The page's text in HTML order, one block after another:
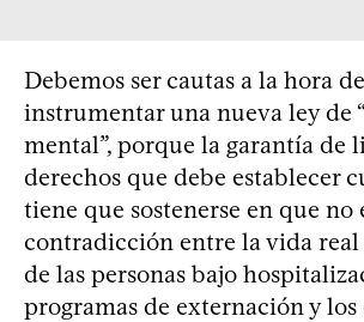
Debemos ser cautas a la hora
instrumentar una nueva ley de
mental”, porque la garantía de
derechos que debe establecer
tiene que sostenerse en que no
contradicción entre la vida
de las personas bajo
programas de externación y los